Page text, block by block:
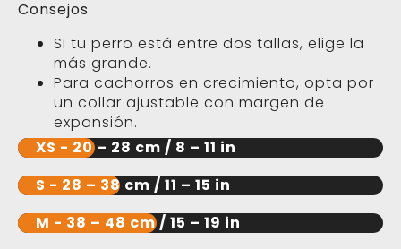
Consejos
Si tu perro está entre dos tallas, elige la
más grande.
Para cachorros en crecimiento, opta por
un collar ajustable con margen de
expansión.
XS - 20 – 28 cm / 8 – 11 in
S - 28 – 38 cm / 11 – 15 in
M - 38 – 48 cm / 15 – 19 in